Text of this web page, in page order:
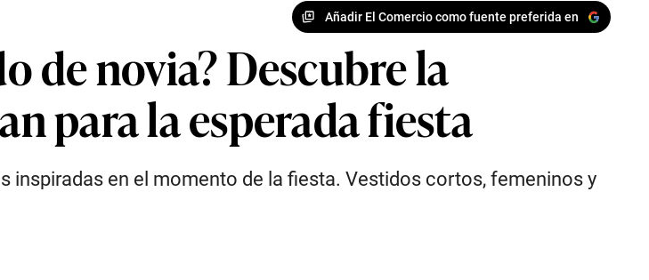
Añadir El Comercio como fuente preferida en
de novia? Descubre la
para la esperada fiesta
inspiradas en el momento de la fiesta. Vestidos cortos, femeninos y